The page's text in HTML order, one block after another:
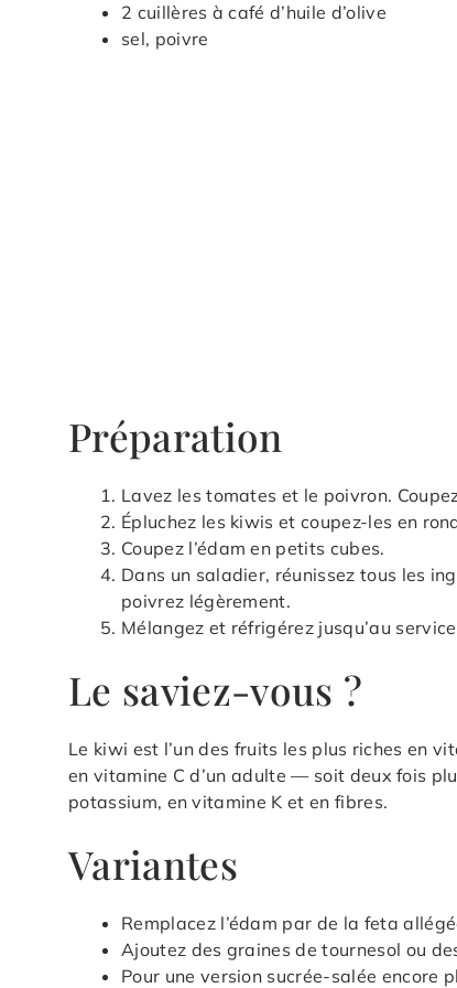
2 cuillères à café d’huile d’olive
sel, poivre
Préparation
Lavez les tomates et le poivron.
Épluchez les kiwis et coupez-les en
Coupez l’édam en petits cubes.
Dans un saladier, réunissez tous les
poivrez légèrement.
Mélangez et réfrigérez jusqu’au
Le saviez-vous ?
Le kiwi est l’un des fruits les plus riches en
en vitamine C d’un adulte — soit deux fois
potassium, en vitamine K et en fibres.
Variantes
Remplacez l’édam par de la feta
Ajoutez des graines de tournesol ou
Pour une version sucrée-salée encore